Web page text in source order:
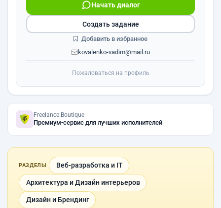
Начать диалог
kovalenko-vadim@mail.ru
Создать задание
Добавить в избранное
Пожаловаться на профиль
Freelance.Boutique
Премиум-сервис для лучших исполнителей
РАЗДЕЛЫ Веб-разработка и IT
Архитектура и Дизайн интерьеров
Дизайн и Брендинг